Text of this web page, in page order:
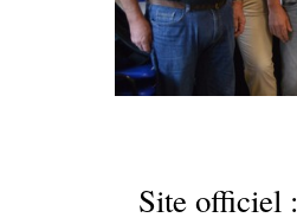
Site officiel :